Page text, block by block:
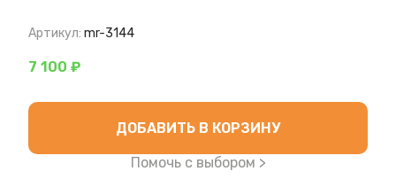
Артикул: mr-3144
7 100 ₽
ДОБАВИТЬ В КОРЗИНУ
Помочь с выбором >